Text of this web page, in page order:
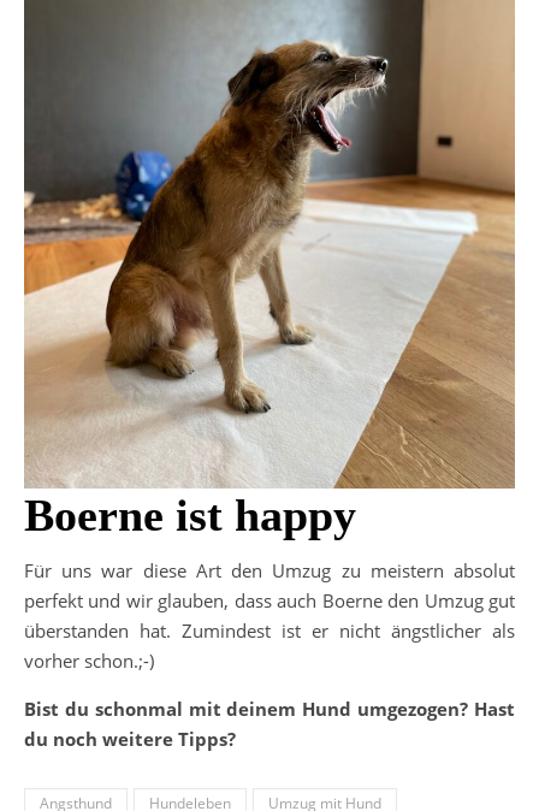
Boerne ist happy
Für uns war diese Art den Umzug zu meistern absolut
perfekt und wir glauben, dass auch Boerne den Umzug gut
überstanden hat. Zumindest ist er nicht ängstlicher als
vorher schon.;-)
Bist du schonmal mit deinem Hund umgezogen? Hast
du noch weitere Tipps?
Angsthund Hundeleben Umzug mit Hund